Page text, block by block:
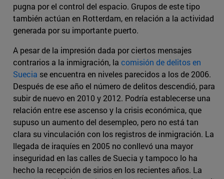
pugna por el control del espacio. Grupos de este tipo
también actúan en Rotterdam, en relación a la actividad
generada por su importante puerto.
A pesar de la impresión dada por ciertos mensajes
contrarios a la inmigración, la comisión de delitos en
Suecia se encuentra en niveles parecidos a los de 2006.
Después de ese año el número de delitos descendió, para
subir de nuevo en 2010 y 2012. Podría establecerse una
relación entre ese ascenso y la crisis económica, que
supuso un aumento del desempleo, pero no está tan
clara su vinculación con los registros de inmigración. La
llegada de iraquíes en 2005 no conllevó una mayor
inseguridad en las calles de Suecia y tampoco lo ha
hecho la recepción de sirios en los recientes años. La